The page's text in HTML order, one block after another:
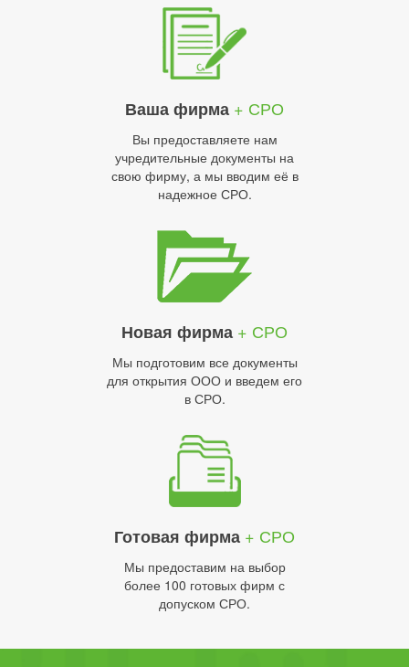
Ваша фирма + СРО
Вы предоставляете нам
учредительные документы на
свою фирму, а мы вводим её в
надежное СРО.
Новая фирма + СРО
Мы подготовим все документы
для открытия ООО и введем его
в СРО.
Готовая фирма + СРО
Мы предоставим на выбор
более 100 готовых фирм с
допуском СРО.